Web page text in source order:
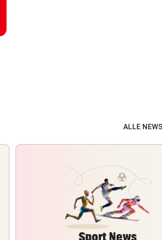
ALLE
Sport News